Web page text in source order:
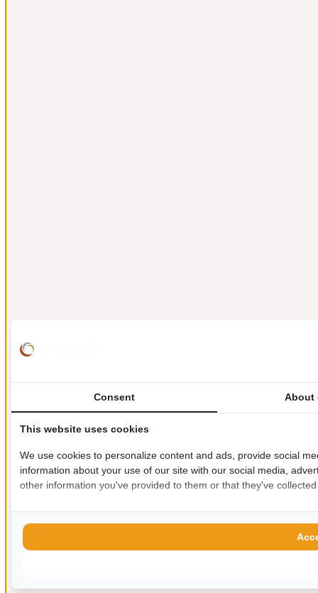
Consent About
This website uses cookies
We use cookies to personalize content and ads, provide social
information about your use of our site with our social media,
other information you've provided to them or that they've